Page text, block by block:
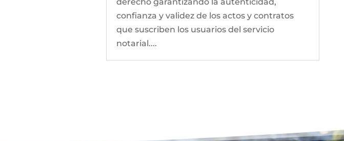
confianza y validez de los actos y contratos
que suscriben los usuarios del servicio
notarial....